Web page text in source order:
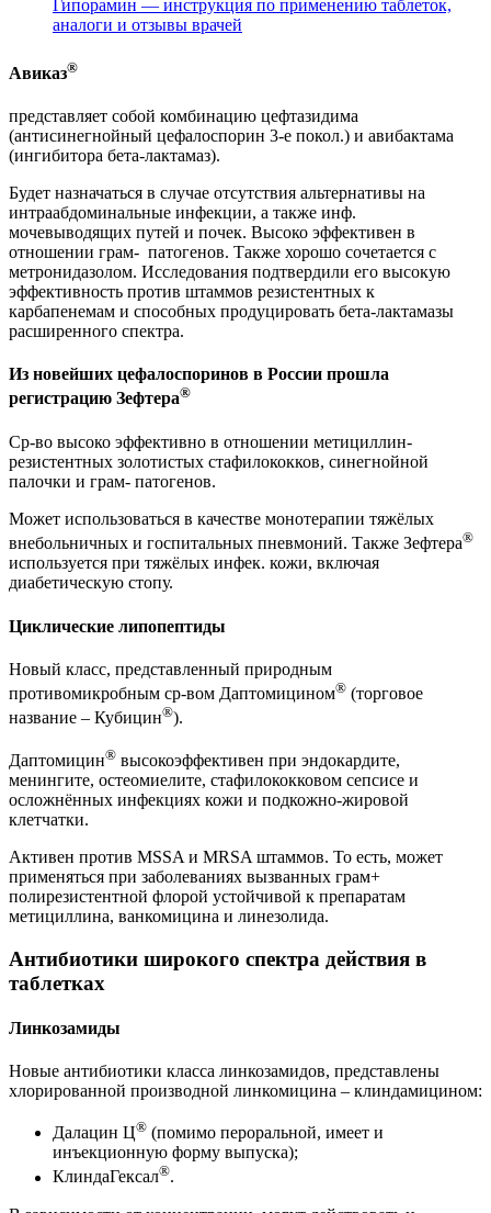
Гипорамин — инструкция по применению таблеток,
аналоги и отзывы врачей
Авиказ®
представляет собой комбинацию цефтазидима
(антисинегнойный цефалоспорин 3-е покол.) и авибактама
(ингибитора бета-лактамаз).
Будет назначаться в случае отсутствия альтернативы на
интраабдоминальные инфекции, а также инф.
мочевыводящих путей и почек. Высоко эффективен в
отношении грам- патогенов. Также хорошо сочетается с
метронидазолом. Исследования подтвердили его высокую
эффективность против штаммов резистентных к
карбапенемам и способных продуцировать бета-лактамазы
расширенного спектра.
Из новейших цефалоспоринов в России прошла
регистрацию Зефтера®
Ср-во высоко эффективно в отношении метициллин-
резистентных золотистых стафилококков, синегнойной
палочки и грам- патогенов.
Может использоваться в качестве монотерапии тяжёлых
внебольничных и госпитальных пневмоний. Также Зефтера®
используется при тяжёлых инфек. кожи, включая
диабетическую стопу.
Циклические липопептиды
Новый класс, представленный природным
противомикробным ср-вом Даптомицином® (торговое
название – Кубицин®).
Даптомицин® высокоэффективен при эндокардите,
менингите, остеомиелите, стафилококковом сепсисе и
осложнённых инфекциях кожи и подкожно-жировой
клетчатки.
Активен против MSSA и MRSA штаммов. То есть, может
применяться при заболеваниях вызванных грам+
полирезистентной флорой устойчивой к препаратам
метициллина, ванкомицина и линезолида.
Антибиотики широкого спектра действия в
таблетках
Линкозамиды
Новые антибиотики класса линкозамидов, представлены
хлорированной производной линкомицина – клиндамицином:
Далацин Ц® (помимо пероральной, имеет и
инъекционную форму выпуска);
КлиндаГексал®.